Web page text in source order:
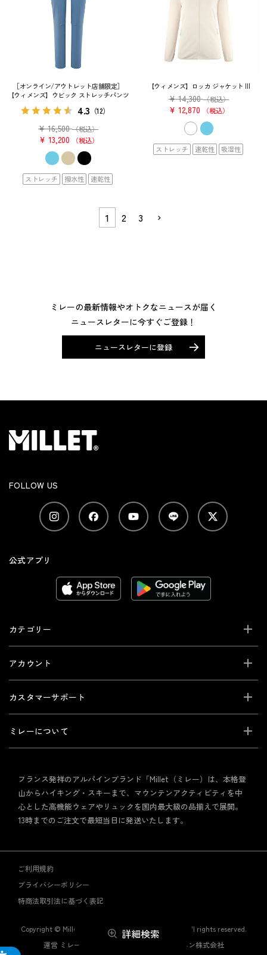
［オンライン/アウトレット店舗限定］
【ウィメンズ】ウビック ストレッチパンツ
4.3 （12）
¥ 16,500 （税込）
¥ 13,200 税込
ストレッチ 撥水性 速乾性
【ウィメンズ】ロッカ ジャケット III
¥ 14,300 （税込）
¥ 12,870 税込
ストレッチ 速乾性 吸湿性
1 2 3
詳細検索
ミレーの最新情報やオトクなニュースが届く
ニュースレターに今すぐご登録！
ニュースレターに登録
FOLLOW US
公式アプリ
カテゴリー
アカウント
カスタマーサポート
ミレーについて
フランス発祥のアルパインブランド「Millet（ミレー）は、本格登
山からハイキング・スキーまで、マウンテンアクティビティを中
心とした高機能ウェアやリュックを国内最大級の品揃えで展開。
13時までのご注文で最短当日に発送いたします。
ご利用規約
プライバシーポリシー
特商法取引法に基づく表記
Copyright © Millet Mountain Group Japan Co., Ltd. All rights reserved.
運営 ミレー・マウンテン・グループ・ジャパン株式会社